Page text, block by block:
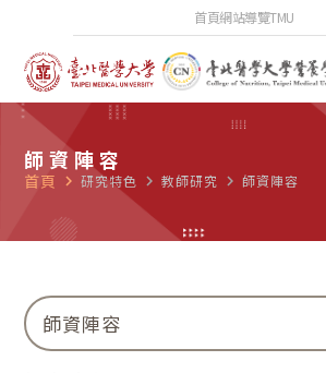
首頁網站導覽TMU
師資陣容
首頁 navigate_next 研究特色 navigate_next 教師研究 navigate_next 師資陣容
師資陣容